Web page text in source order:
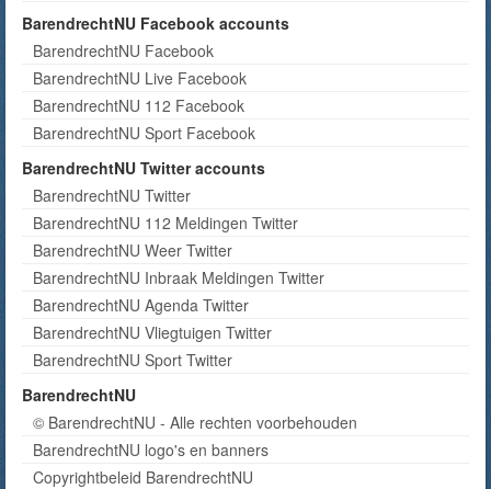
BarendrechtNU Facebook accounts
BarendrechtNU Facebook
BarendrechtNU Live Facebook
BarendrechtNU 112 Facebook
BarendrechtNU Sport Facebook
BarendrechtNU Twitter accounts
BarendrechtNU Twitter
BarendrechtNU 112 Meldingen Twitter
BarendrechtNU Weer Twitter
BarendrechtNU Inbraak Meldingen Twitter
BarendrechtNU Agenda Twitter
BarendrechtNU Vliegtuigen Twitter
BarendrechtNU Sport Twitter
BarendrechtNU
© BarendrechtNU - Alle rechten voorbehouden
BarendrechtNU logo's en banners
Copyrightbeleid BarendrechtNU